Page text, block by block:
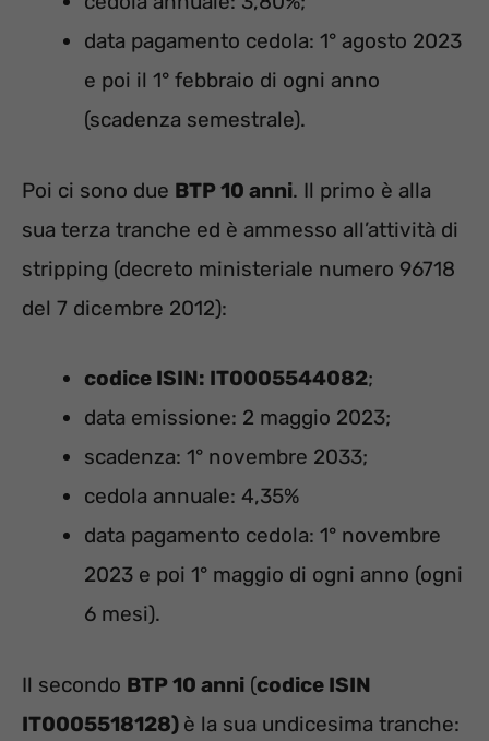
data pagamento cedola: 1° agosto 2023
e poi il 1° febbraio di ogni anno
(scadenza semestrale).
Poi ci sono due BTP 10 anni. Il primo è alla
sua terza tranche ed è ammesso all’attività di
stripping (decreto ministeriale numero 96718
del 7 dicembre 2012):
codice ISIN: IT0005544082;
data emissione: 2 maggio 2023;
scadenza: 1° novembre 2033;
cedola annuale: 4,35%
data pagamento cedola: 1° novembre
2023 e poi 1° maggio di ogni anno (ogni
6 mesi).
Il secondo BTP 10 anni (codice ISIN
IT0005518128) è la sua undicesima tranche: